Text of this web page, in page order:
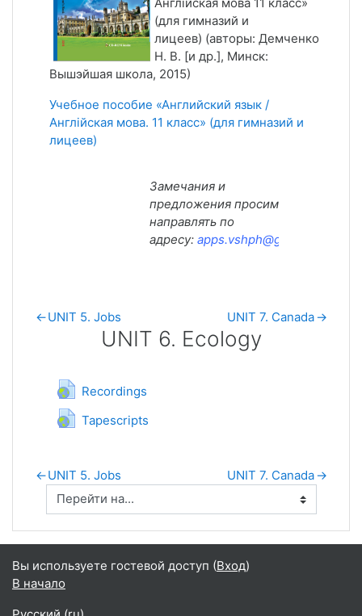
(для гимназий и
лицеев) (авторы: Демченко
Н. В. [и др.], Минск:
Вышэйшая школа, 2015)
Учебное пособие «Английский язык /
Англійская мова. 11 класс» (для гимназий и
лицеев)
Замечания и
предложения просим
направлять по
адресу: apps.vshph@gmail.com
←UNIT 5. Jobs UNIT 7. Canada→
UNIT 6. Ecology
UNIT 6. Ecology
RecordingsГиперссылка
TapescriptsГиперссылка
←UNIT 5. Jobs UNIT 7. Canada→
Вы используете гостевой доступ (Вход)
В начало